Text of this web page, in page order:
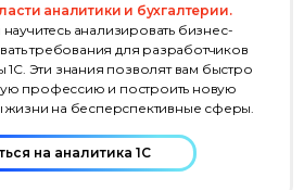
аналитики и бухгалтерии.
анализировать бизнес-
требования для разработчиков
1С. Эти знания позволят вам быстро
профессию и построить новую
жизни на бесперспективные сферы.
на аналитика 1С